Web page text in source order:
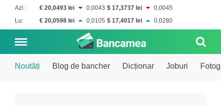
Azi: € 20,0493 lei 0,0043 $ 17,3737 lei
0,0045
Lu:
€ 20,0598 lei 0,0105 $ 17,4017 lei 0,0280
Noutăți Blog de bancher Dicționar Joburi